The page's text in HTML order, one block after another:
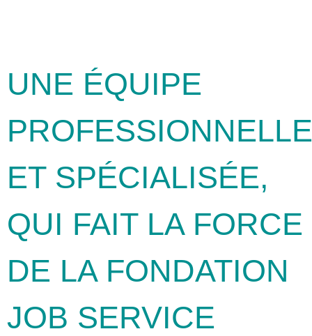
UNE ÉQUIPE
PROFESSIONNELLE
ET SPÉCIALISÉE,
QUI FAIT LA FORCE
DE LA FONDATION
JOB SERVICE